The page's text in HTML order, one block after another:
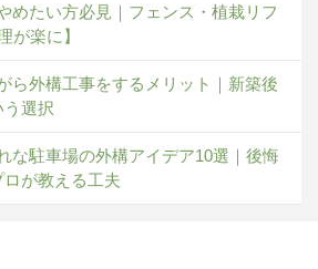
めたい方必見｜フェンス・植栽リフ
が楽に】
ら外構工事をするメリット｜新築後
選択
な駐車場の外構アイデア10選｜後悔
が教える工夫